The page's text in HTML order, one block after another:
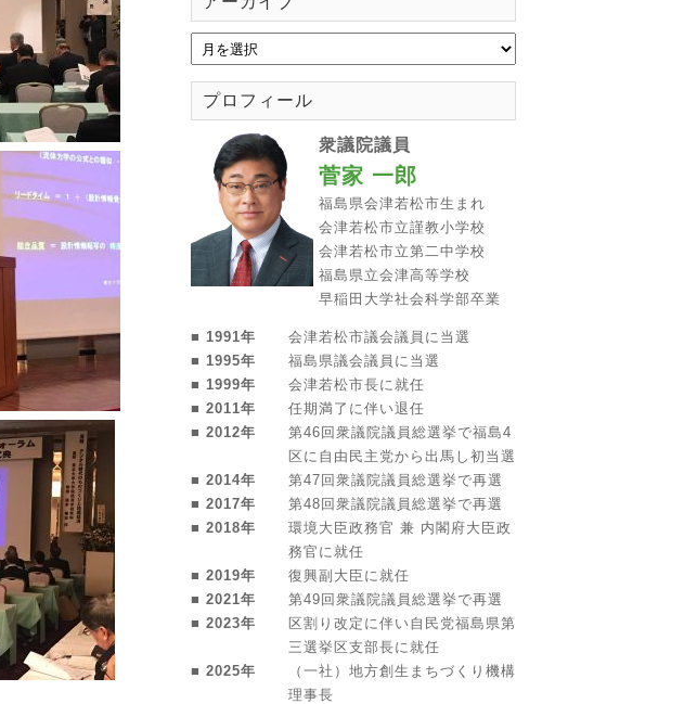
プロフィール
衆議院議員
菅家 一郎
福島県会津若松市生まれ
会津若松市立謹教小学校
会津若松市立第二中学校
福島県立会津高等学校
早稲田大学社会科学部卒業
■ 1991年
会津若松市議会議員に当選
■ 1995年
福島県議会議員に当選
■ 1999年
会津若松市長に就任
■ 2011年
任期満了に伴い退任
■ 2012年
第46回衆議院議員総選挙で福島4
区に自由民主党から出馬し初当選
■ 2014年
第47回衆議院議員総選挙で再選
■ 2017年
第48回衆議院議員総選挙で再選
■ 2018年
環境大臣政務官 兼 内閣府大臣政
務官に就任
■ 2019年
復興副大臣に就任
■ 2021年
第49回衆議院議員総選挙で再選
■ 2023年
区割り改定に伴い自民党福島県第
三選挙区支部長に就任
■ 2025年
（一社）地方創生まちづくり機構
理事長